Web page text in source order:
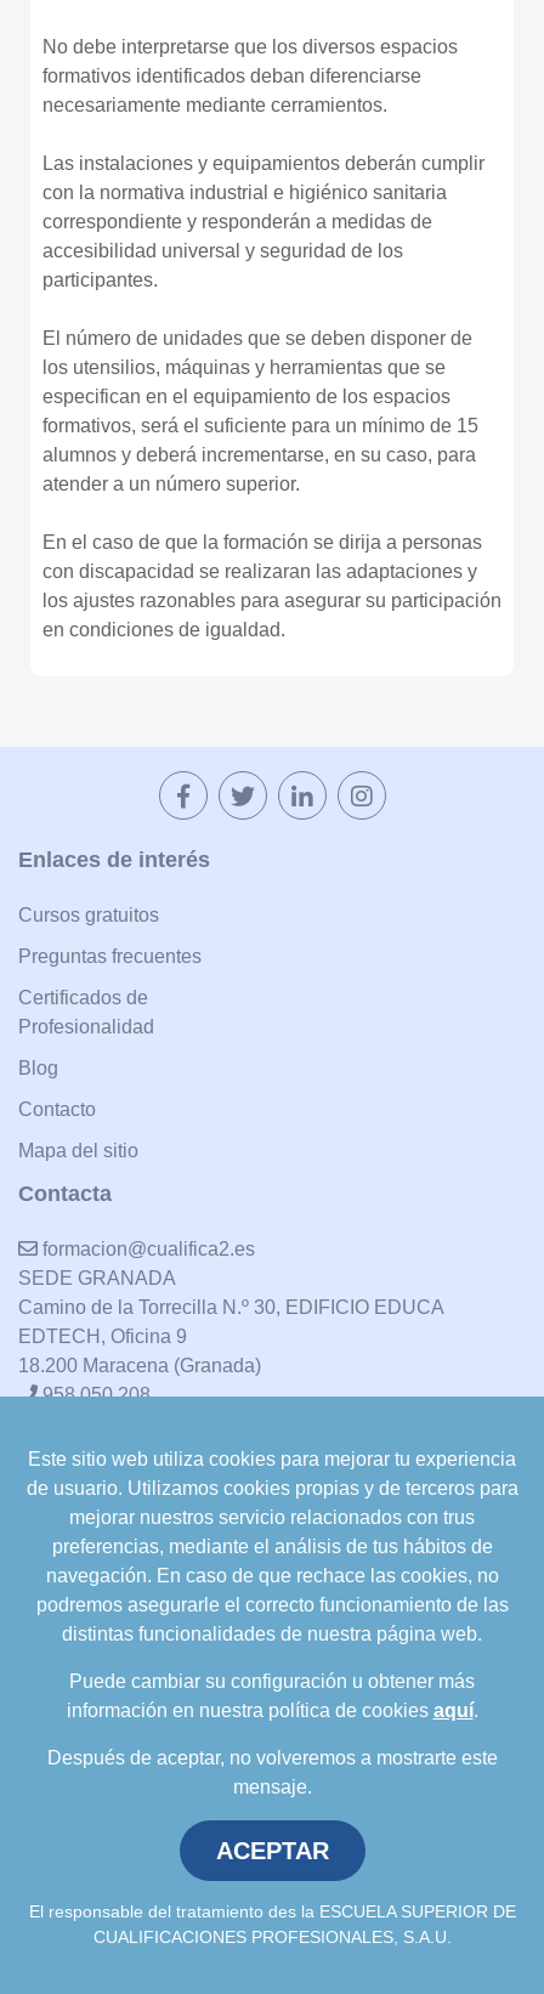
No debe interpretarse que los diversos espacios
formativos identificados deban diferenciarse
necesariamente mediante cerramientos.
Las instalaciones y equipamientos deberán cumplir
con la normativa industrial e higiénico sanitaria
correspondiente y responderán a medidas de
accesibilidad universal y seguridad de los
participantes.
El número de unidades que se deben disponer de
los utensilios, máquinas y herramientas que se
especifican en el equipamiento de los espacios
formativos, será el suficiente para un mínimo de 15
alumnos y deberá incrementarse, en su caso, para
atender a un número superior.
En el caso de que la formación se dirija a personas
con discapacidad se realizaran las adaptaciones y
los ajustes razonables para asegurar su participación
en condiciones de igualdad.
Enlaces de interés
Cursos gratuitos
Preguntas frecuentes
Certificados de
Profesionalidad
Blog
Contacto
Mapa del sitio
Contacta
formacion@cualifica2.es
SEDE GRANADA
Camino de la Torrecilla N.º 30, EDIFICIO EDUCA
EDTECH, Oficina 9
18.200 Maracena (Granada)
958 050 208
formacion@cualifica2.es
SEDE POZO ALCÓN
Pol. Ind. "La Asomadilla",
Nave 5-6 y anexos
23485 Pozo Alcón (Jaén)
958 050 208
958 991 970
Política de privacidad.Política de cookies
Política de Calidad.Comunicación a
proveedores
Escuela Superior de Cualificaciones Profesionales © 2026
Este sitio web utiliza cookies para mejorar tu experiencia
de usuario. Utilizamos cookies propias y de terceros para
mejorar nuestros servicio relacionados con trus
preferencias, mediante el análisis de tus hábitos de
navegación. En caso de que rechace las cookies, no
podremos asegurarle el correcto funcionamiento de las
distintas funcionalidades de nuestra página web.
Puede cambiar su configuración u obtener más
información en nuestra política de cookies aquí.
Después de aceptar, no volveremos a mostrarte este
mensaje.
ACEPTAR
El responsable del tratamiento des la ESCUELA SUPERIOR DE
CUALIFICACIONES PROFESIONALES, S.A.U.